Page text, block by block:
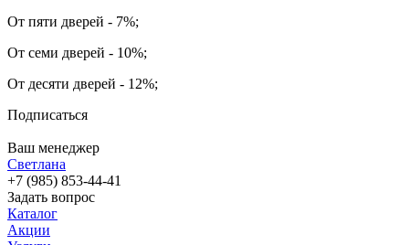
От пяти дверей - 7%;
От семи дверей - 10%;
От десяти дверей - 12%;
Подписаться
Ваш менеджер
Светлана
+7 (985) 853-44-41
Задать вопрос
Каталог
Акции